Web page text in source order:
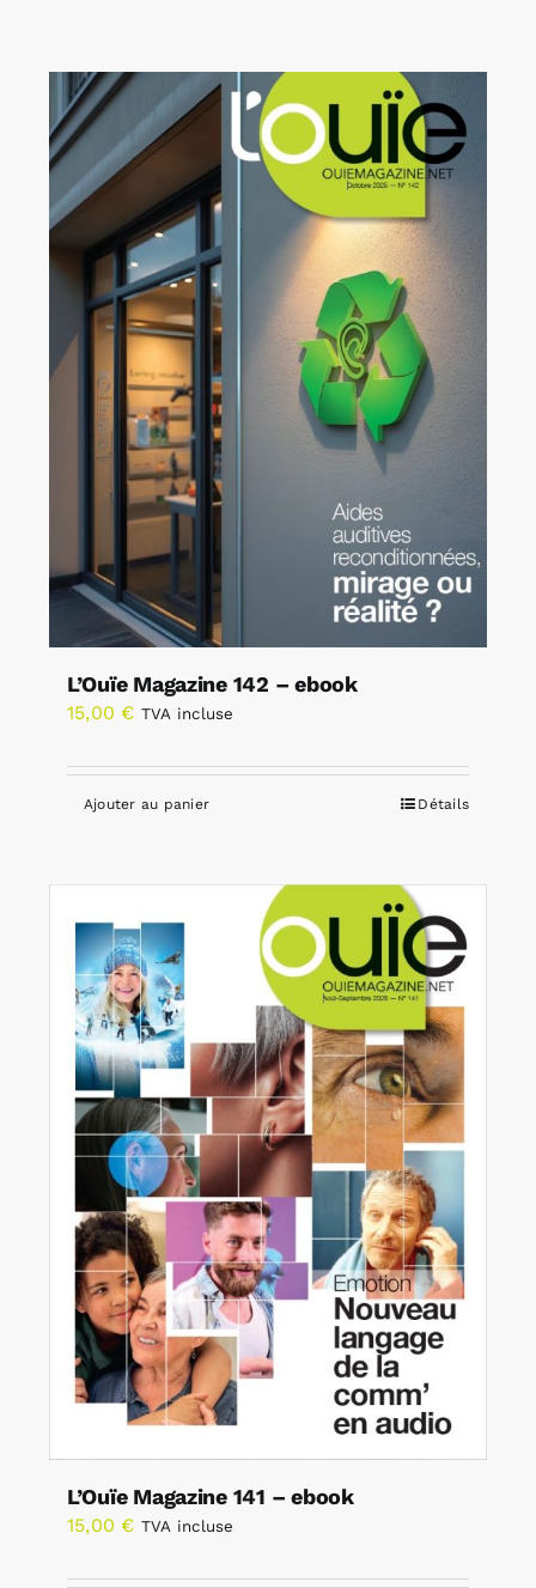
L’Ouïe Magazine 142 – ebook
15,00 € TVA incluse
Ajouter au panier Détails
L’Ouïe Magazine 141 – ebook
15,00 € TVA incluse